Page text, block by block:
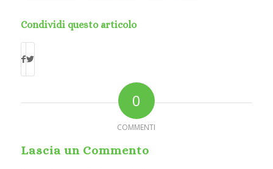
Condividi questo articolo
0
COMMENTI
Lascia un Commento